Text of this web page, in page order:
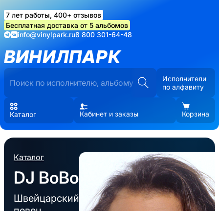
7 лет работы, 400+ отзывов
Бесплатная доставка от 5 альбомов
info@vinylpark.ru8 800 301-64-48
ВИНИЛПАРК
Исполнители
по алфавиту
Каталог Кабинет и заказы Корзина
Каталог
DJ BoBo
Швейцарский